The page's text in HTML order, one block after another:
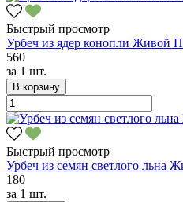
Быстрый просмотр
Урбеч из ядер конопли Живой
560
за 1 шт.
В корзину
Быстрый просмотр
Урбеч из семян светлого льна
180
за 1 шт.